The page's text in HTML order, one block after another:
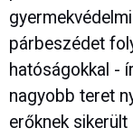
párbeszédet
hatóságokkal -
nagyobb teret
erőknek